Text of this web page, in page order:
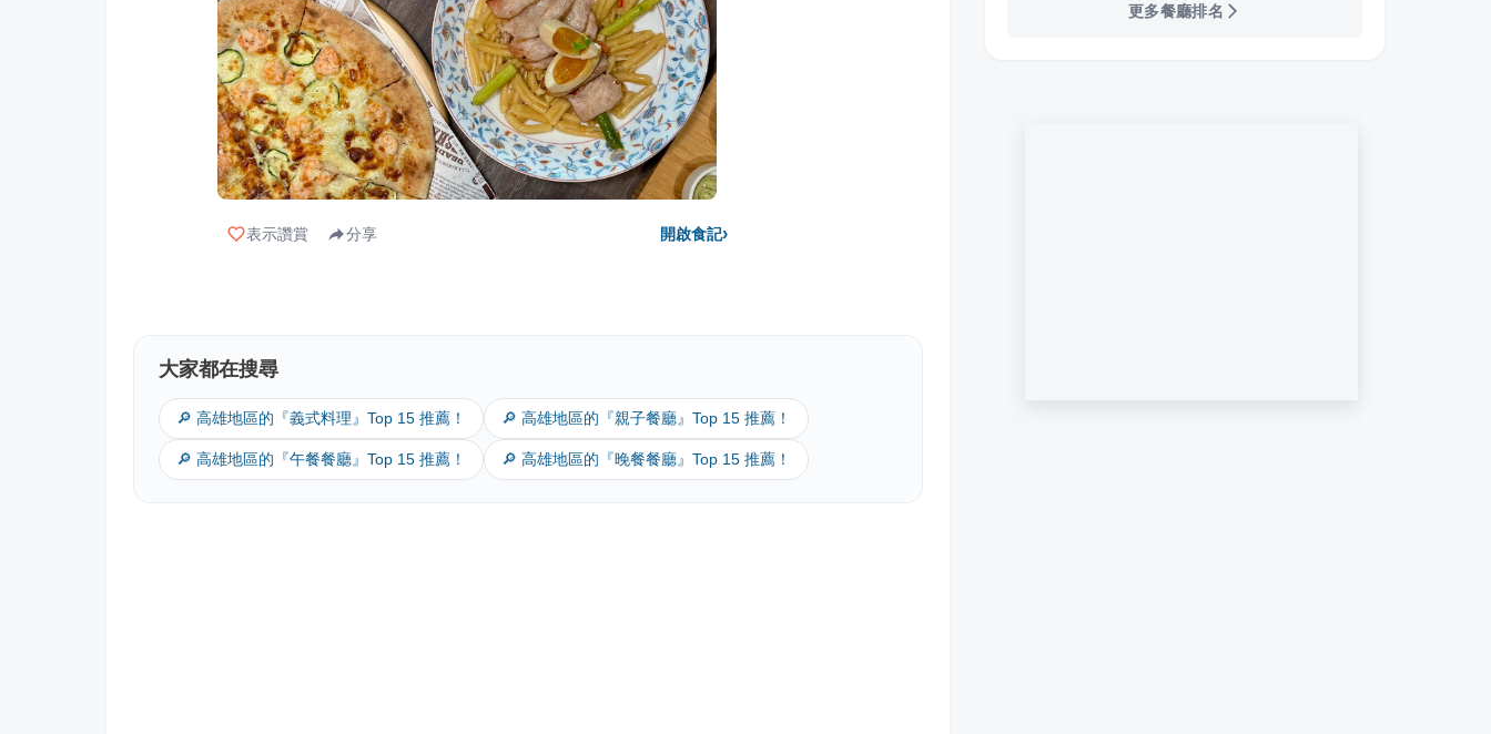
表示讚賞 分享 開啟食記›
大家都在搜尋
🔎 高雄地區的『義式料理』Top 15 推薦！ 🔎 高雄地區的『親子餐廳』Top 15 推薦！
🔎 高雄地區的『午餐餐廳』Top 15 推薦！ 🔎 高雄地區的『晚餐餐廳』Top 15 推薦！
更多餐廳排名